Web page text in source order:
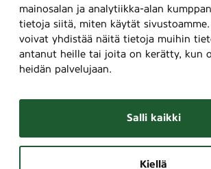
mainosalan ja analytiikka-alan
tietoja siitä, miten käytät sivustoamme.
voivat yhdistää näitä tietoja muihin
antanut heille tai joita on kerätty, kun
heidän palvelujaan.
Salli kaikki
Kiellä